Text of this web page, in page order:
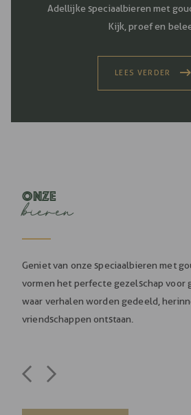
Adellijke speciaalbieren met
Kijk, proef en
LEES VERDER
Onze
bieren
Geniet van onze speciaalbieren met
vormen het perfecte gezelschap voor
waar verhalen worden gedeeld,
vriendschappen ontstaan.